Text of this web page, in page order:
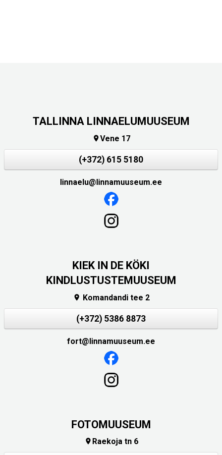
TALLINNA LINNAELUMUUSEUM
Vene 17
(+372) 615 5180
linnaelu@linnamuuseum.ee
KIEK IN DE KÖKI
KINDLUSTUSTEMUUSEUM
 Komandandi tee 2
(+372) 5386 8873
fort@linnamuuseum.ee
FOTOMUUSEUM
 Raekoja tn 6